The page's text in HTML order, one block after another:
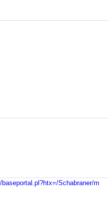
Schabraner/m